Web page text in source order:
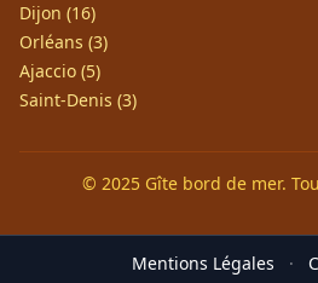
Dijon (16)
Orléans (3)
Ajaccio (5)
Saint-Denis (3)
© 2025 Gîte bord de mer.
Mentions Légales ·